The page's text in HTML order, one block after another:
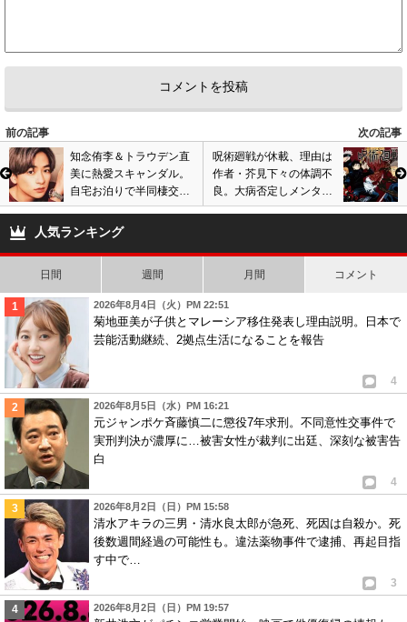
前の記事
次の記事
知念侑李＆トラウデン直
美に熱愛スキャンダル。
自宅お泊りで半同棲交
際? Hey! Say! JUMPファ
ン悲鳴、デマの声も…
呪術廻戦が休載、理由は
作者・芥見下々の体調不
良。大病否定しメンタル
問題無しとコメントも…
人気ランキング
日間 週間 月間 コメント
2026年8月4日（火）PM 22:51
菊地亜美が子供とマレーシア移住発表し理由説明。日本で
芸能活動継続、2拠点生活になることを報告
4
2026年8月5日（水）PM 16:21
元ジャンポケ斉藤慎二に懲役7年求刑。不同意性交事件で
実刑判決が濃厚に…被害女性が裁判に出廷、深刻な被害告
白
4
2026年8月2日（日）PM 15:58
清水アキラの三男・清水良太郎が急死、死因は自殺か。死
後数週間経過の可能性も。違法薬物事件で逮捕、再起目指
す中で…
3
2026年8月2日（日）PM 19:57